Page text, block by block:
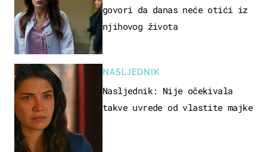
govori da danas neće otići iz
njihovog života
NASLJEDNIK
Nasljednik: Nije očekivala
takve uvrede od vlastite majke